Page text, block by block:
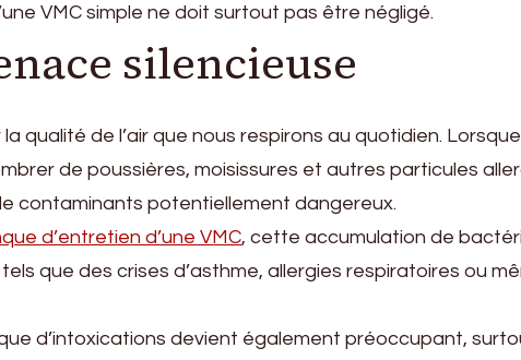
VMC simple ne doit surtout pas être négligé.
silencieuse
de l’air que nous respirons au quotidien.
de poussières, moisissures et autres particules
contaminants potentiellement dangereux.
d’entretien d’une VMC, cette accumulation de
que des crises d’asthme, allergies respiratoires ou
d’intoxications devient également préoccupant,